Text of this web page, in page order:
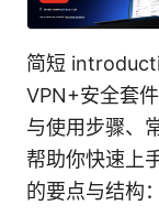
简短
VPN+安全套
与使用步骤、
帮助你快速上
的要点与结构：